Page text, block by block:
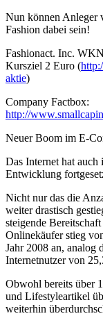
Nun können Anleger
Fashion dabei sein!
Fashionact. Inc.
Kursziel 2 Euro (
aktie)
Company Factbox:
http://
Neuer Boom im E-
Das Internet hat auch
Entwicklung
Nicht nur das die
weiter drastisch
steigende
Onlinekäufer stieg
Jahr 2008 an, analog
Internetnutzer von
Obwohl bereits über
und Lifestyleartikel
weiterhin